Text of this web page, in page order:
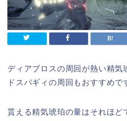
ディアブロスの周回が熱い精気
ドスバギィの周回もおすすめで
貰える精気琥珀の量はそれほど